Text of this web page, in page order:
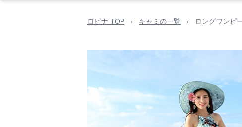
ロピナ TOP › キャミの一覧 › ロングワンピ